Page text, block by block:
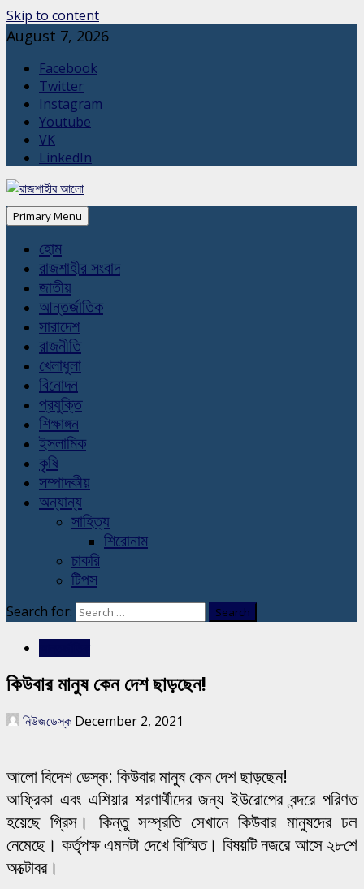
Skip to content
August 7, 2026
Facebook
Twitter
Instagram
Youtube
VK
LinkedIn
Primary Menu
হোম
রাজশাহীর সংবাদ
জাতীয়
আন্তর্জাতিক
সারাদেশ
রাজনীতি
খেলাধুলা
বিনোদন
প্রযুক্তি
শিক্ষাঙ্গন
ইসলামিক
কৃষি
সম্পাদকীয়
অন্যান্য
সাহিত্য
শিরোনাম
চাকরি
টিপস
Search for:
কিউবার মানুষ কেন দেশ ছাড়ছেন!
নিউজডেস্ক December 2, 2021
আলো বিদেশ ডেস্ক: কিউবার মানুষ কেন দেশ ছাড়ছেন!
আফ্রিকা এবং এশিয়ার শরণার্থীদের জন্য ইউরোপের বন্দরে পরিণত
হয়েছে গ্রিস। কিন্তু সম্প্রতি সেখানে কিউবার মানুষদের ঢল
নেমেছে। কর্তৃপক্ষ এমনটা দেখে বিস্মিত। বিষয়টি নজরে আসে ২৮শে
অক্টোবর।